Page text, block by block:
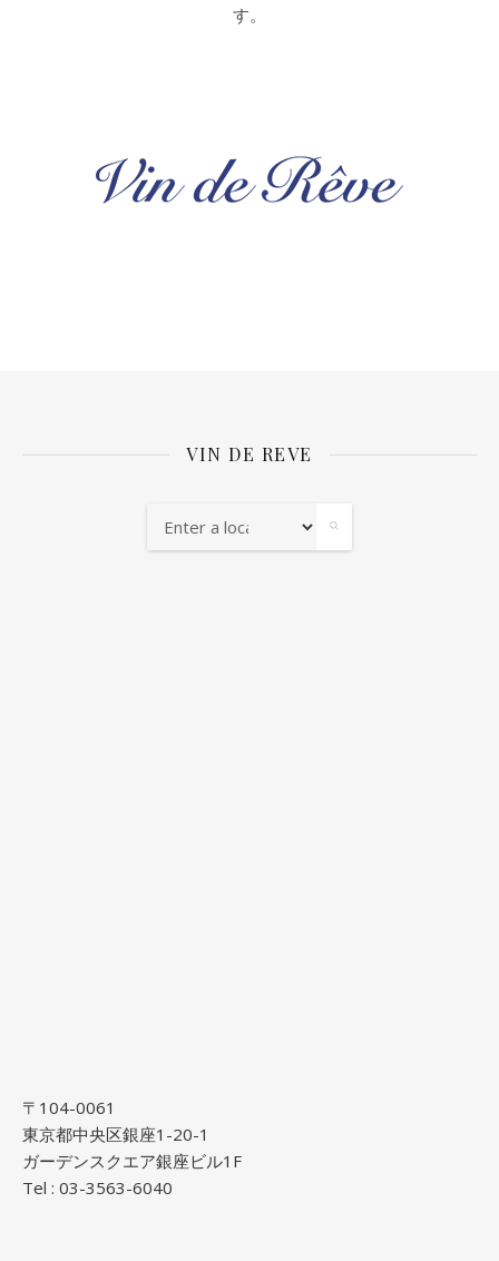
す。
VIN DE REVE
〒104-0061
東京都中央区銀座1-20-1
ガーデンスクエア銀座ビル1F
Tel : 03-3563-6040